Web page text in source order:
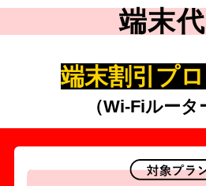
端末
端末割引プ
（Wi-Fiルータ